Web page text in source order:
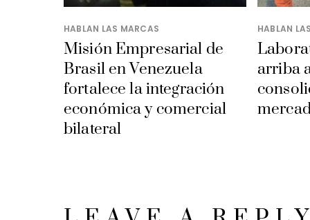
HABLAN LAS MARCAS
Misión Empresarial de
Brasil en Venezuela
fortalece la integración
económica y comercial
bilateral
HABLAN
arriba